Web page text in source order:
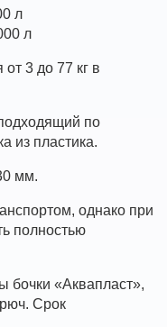
л
л
3 до 77 кг в
по
из пластика.
мм.
однако при
полностью
бочки «Аквапласт»,
Срок